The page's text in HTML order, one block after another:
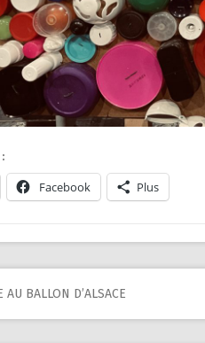
Facebook Plus
AU BALLON D’ALSACE